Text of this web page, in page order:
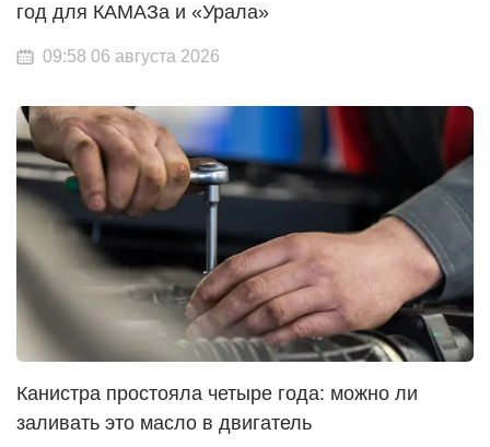
год для КАМАЗа и «Урала»
09:58 06 августа 2026
Канистра простояла четыре года: можно ли
заливать это масло в двигатель